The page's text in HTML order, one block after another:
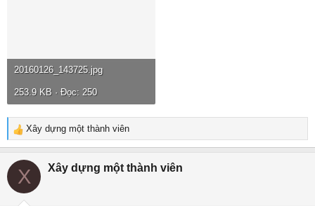
20160126_143725.jpg
253.9 KB · Đọc: 250
R
e
a
t
Xây dựng một thành viên
X Xây dựng một thành viên